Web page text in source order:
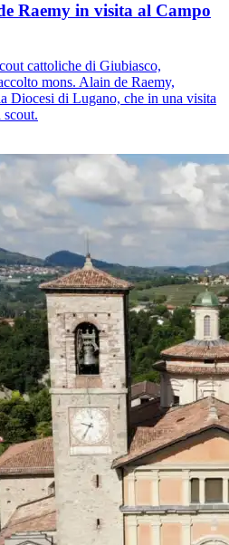
Raemy in visita al Campo
cattoliche di Giubiasco,
mons. Alain de Raemy,
Diocesi di Lugano, che in una visita